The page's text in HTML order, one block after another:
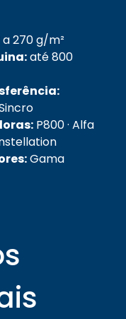
a 270 g/m²
até 800
P800 · Alfa
Gama